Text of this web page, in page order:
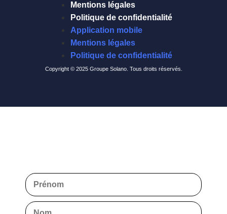
Copyright © 2025 Groupe Solano. Tous droits réservés.
Mentions légales
Politique de confidentialité
Application mobile
Mentions légales
Politique de confidentialité